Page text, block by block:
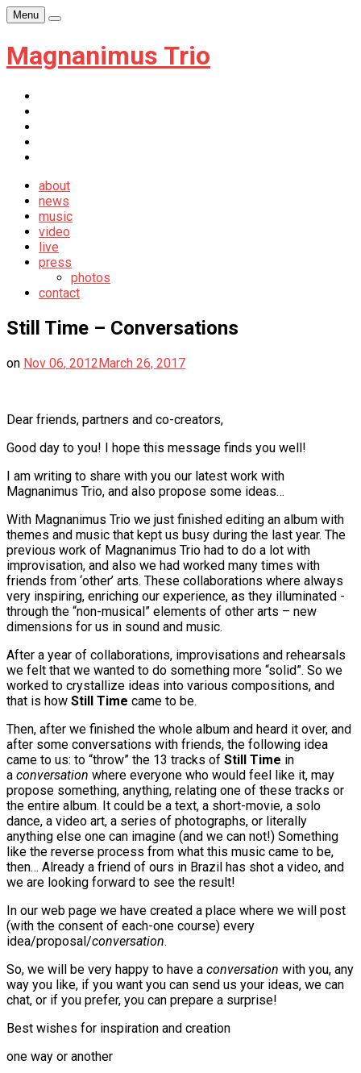
Skip
to
content
Menu
Player
Magnanimus Trio
about
news
music
video
live
press
photos
contact
Still Time – Conversations
on Nov 06, 2012March 26, 2017
Dear friends, partners and co-creators,
Good day to you! I hope this message finds you well!
I am writing to share with you our latest work with
Magnanimus Trio, and also propose some ideas…
With Magnanimus Trio we just finished editing an album with
themes and music that kept us busy during the last year. The
previous work of Magnanimus Trio had to do a lot with
improvisation, and also we had worked many times with
friends from ‘other’ arts. These collaborations where always
very inspiring, enriching our experience, as they illuminated -
through the “non-musical” elements of other arts – new
dimensions for us in sound and music.
After a year of collaborations, improvisations and rehearsals
we felt that we wanted to do something more “solid”. So we
worked to crystallize ideas into various compositions, and
that is how Still Time came to be.
Then, after we finished the whole album and heard it over, and
after some conversations with friends, the following idea
came to us: to “throw” the 13 tracks of Still Time in
a conversation where everyone who would feel like it, may
propose something, anything, relating one of these tracks or
the entire album. It could be a text, a short-movie, a solo
dance, a video art, a series of photographs, or literally
anything else one can imagine (and we can not!) Something
like the reverse process from what this music came to be,
then… Already a friend of ours in Brazil has shot a video, and
we are looking forward to see the result!
In our web page we have created a place where we will post
(with the consent of each-one course) every
idea/proposal/conversation.
So, we will be very happy to have a conversation with you, any
way you like, if you want you can send us your ideas, we can
chat, or if you prefer, you can prepare a surprise!
Best wishes for inspiration and creation
one way or another